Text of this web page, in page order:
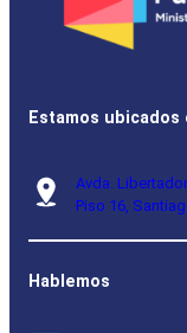
Estamos ubicados
Avda.
Piso 16,
Hablemos